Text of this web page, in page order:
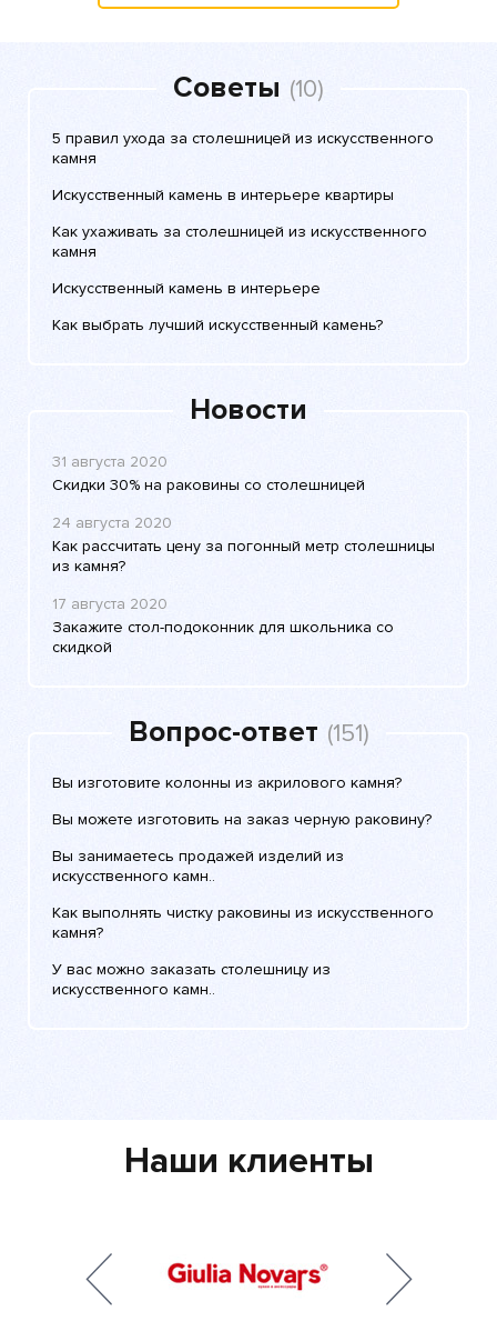
Советы (10)
5 правил ухода за столешницей из искусственного
камня
Искусственный камень в интерьере квартиры
Как ухаживать за столешницей из искусственного
камня
Искусственный камень в интерьере
Как выбрать лучший искусственный камень?
Новости
31 августа 2020
Скидки 30% на раковины со столешницей
24 августа 2020
Как рассчитать цену за погонный метр столешницы
из камня?
17 августа 2020
Закажите стол-подоконник для школьника со
скидкой
Вопрос-ответ (151)
Вы изготовите колонны из акрилового камня?
Вы можете изготовить на заказ черную раковину?
Вы занимаетесь продажей изделий из
искусственного камн..
Как выполнять чистку раковины из искусственного
камня?
У вас можно заказать столешницу из
искусственного камн..
Наши клиенты